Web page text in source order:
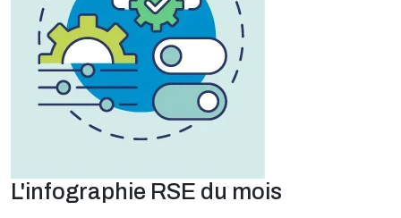
L'infographie RSE du mois